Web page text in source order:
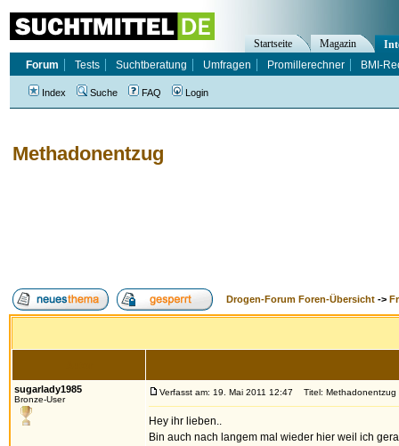
Methadonentzug
Drogen-Forum Foren-Übersicht ->
sugarlady1985
Bronze-User
Verfasst am: 19. Mai 2011 12:47 Titel: Methadonentzug
Hey ihr lieben..
Bin auch nach langem mal wieder hier weil ich
Startseite Magazin
Forum
Tests Suchtberatung Umfragen Promillerechner BMI-
Index Suche FAQ Login